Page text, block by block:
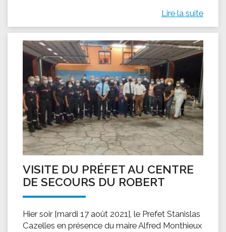
Lire la suite
VISITE DU PRÉFET AU CENTRE
DE SECOURS DU ROBERT
Hier soir [mardi 17 août 2021], le Prefet Stanislas
Cazelles en présence du maire Alfred Monthieux